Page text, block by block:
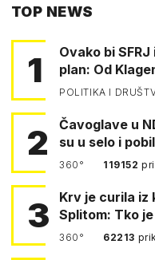
TOP NEWS
1
Ovako bi
plan: Od
POLITIKA I
2
Čavoglave u
su u selo i
360° 119152
3
Krv je curila iz
Splitom: Tko
360° 62213